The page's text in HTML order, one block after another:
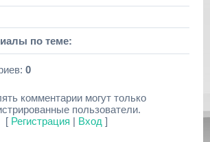
по теме:
: 0
комментарии могут только
пользователи.
[ Регистрация | Вход ]